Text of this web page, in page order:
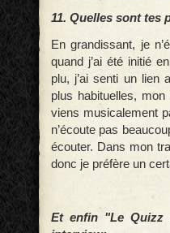
11. Quelles sont tes
En grandissant, je
quand j’ai été initié
plu, j’ai senti un lien
plus habituelles,
viens musicalement
n’écoute pas
écouter. Dans mon
donc je préfère un
Et enfin "Le Quizz